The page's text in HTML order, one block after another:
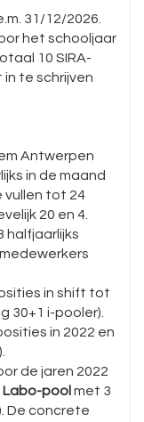
31/12/2026.
het schooljaar
10 SIRA-
in te schrijven
Antwerpen
in de maand
vullen tot 24
20 en 4.
halfjaarlijks
in shift tot
30+1 i-pooler).
in 2022 en
de jaren 2022
Labo-pool met 3
De concrete